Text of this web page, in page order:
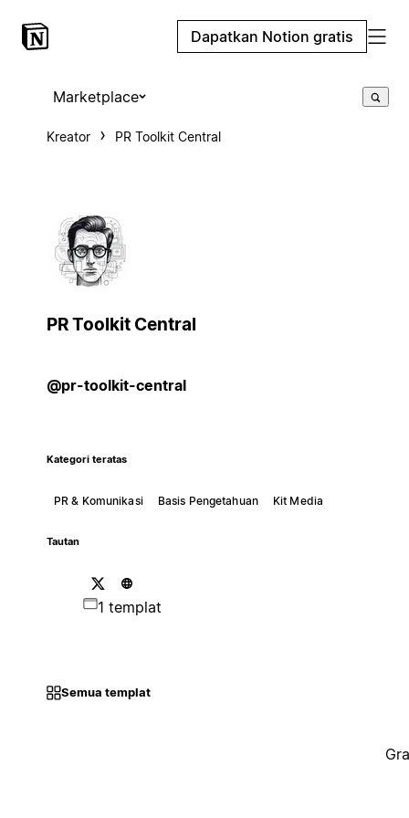
Dapatkan Notion gratis
Marketplace
Kreator PR Toolkit Central
PR Toolkit Central
@pr-toolkit-central
Kategori teratas
PR & Komunikasi Basis Pengetahuan Kit Media
Tautan
1 templat
Semua templat